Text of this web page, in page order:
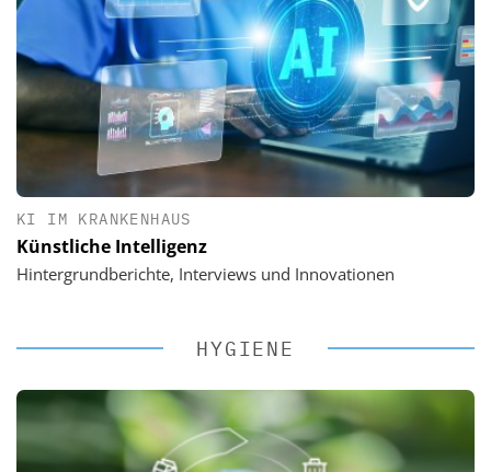
KI IM KRANKENHAUS
Künstliche Intelligenz
Hintergrundberichte, Interviews und Innovationen
HYGIENE